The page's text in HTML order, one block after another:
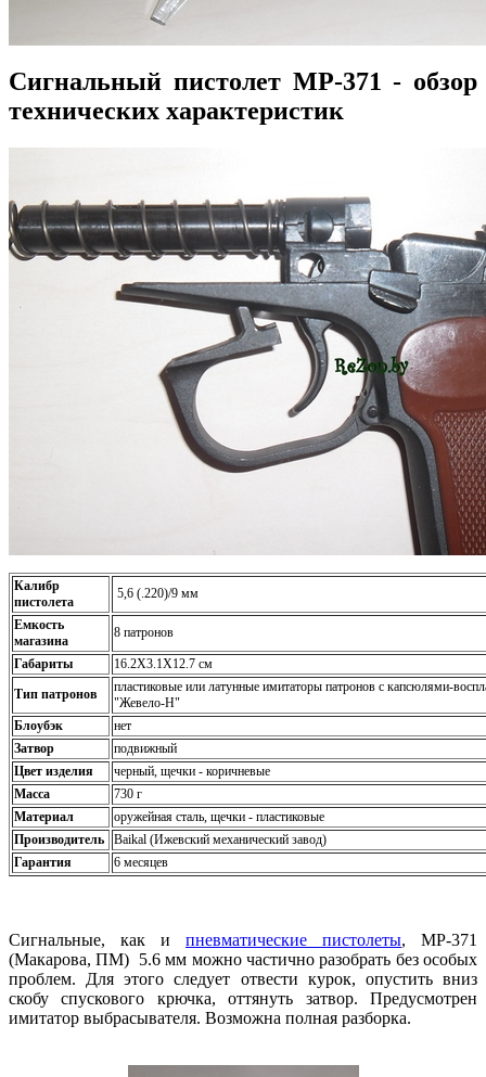
Сигнальный пистолет МР-371 - обзор
технических характеристик
Калибр
пистолета
5,6 (.220)/9 мм
Емкость
магазина
8 патронов
Габариты
16.2Х3.1Х12.7 см
Тип патронов
пластиковые или латунные имитаторы патронов с капсюлями-
"Жевело-Н"
Блоубэк
нет
Затвор
подвижный
Цвет изделия
черный, щечки - коричневые
Масса
730 г
Материал
оружейная сталь, щечки - пластиковые
Производитель
Baikal (Ижевский механический завод)
Гарантия
6 месяцев
Сигнальные, как и пневматические пистолеты, МР-371
(Макарова, ПМ) 5.6 мм можно частично разобрать без особых
проблем. Для этого следует отвести курок, опустить вниз
скобу спускового крючка, оттянуть затвор. Предусмотрен
имитатор выбрасывателя. Возможна полная разборка.